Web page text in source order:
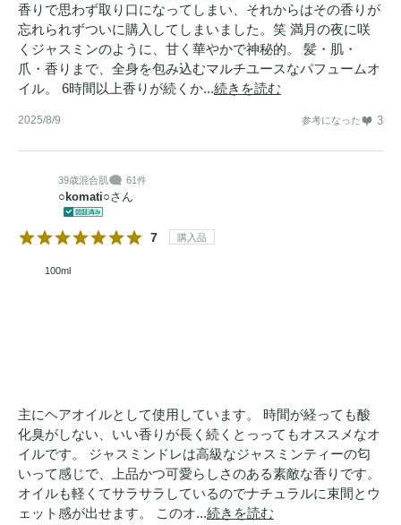
香りで思わず取り口になってしまい、それからはその香りが
忘れられずついに購入してしまいました。笑 満月の夜に咲
くジャスミンのように、甘く華やかで神秘的。 髪・肌・
爪・香りまで、全身を包み込むマルチユースなパフュームオ
イル。 6時間以上香りが続くか...続きを読む
2025/8/9 参考になった 3
39歳混合肌 61件
○komati○さん
7 購入品
100ml
主にヘアオイルとして使用しています。 時間が経っても酸
化臭がしない、いい香りが長く続くとっってもオススメなオ
イルです。 ジャスミンドレは高級なジャスミンティーの匂
いって感じで、上品かつ可愛らしさのある素敵な香りです。
オイルも軽くてサラサラしているのでナチュラルに束間とウ
ェット感が出せます。 このオ...続きを読む